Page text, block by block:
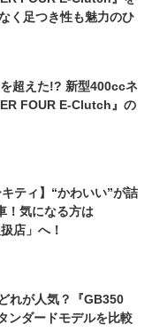
く足つき性も魅力のひ
超えた!? 新型400ccネ
FOUR E-Clutch』の
ティ】“かわいい”が詰
！気になる方は
店」へ！
れが人気？『GB350
ンダードモデルを比較